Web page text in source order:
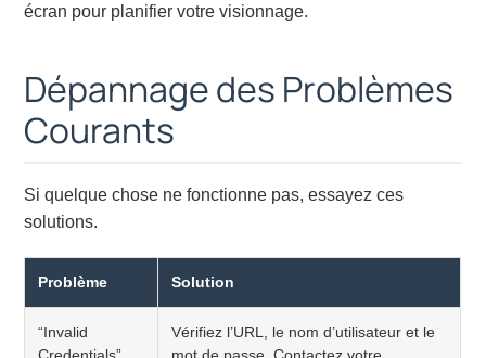
écran pour planifier votre visionnage.
Dépannage des Problèmes
Courants
Si quelque chose ne fonctionne pas, essayez ces
solutions.
Problème Solution
“Invalid
Credentials”
Vérifiez l’URL, le nom d’utilisateur et le
mot de passe. Contactez votre